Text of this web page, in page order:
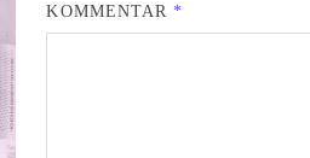
KOMMENTAR *